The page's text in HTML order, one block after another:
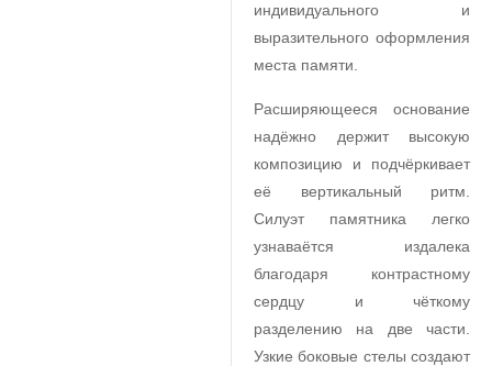
индивидуального и
выразительного оформления
места памяти.
Расширяющееся основание
надёжно держит высокую
композицию и подчёркивает
её вертикальный ритм.
Силуэт памятника легко
узнаваётся издалека
благодаря контрастному
сердцу и чёткому
разделению на две части.
Узкие боковые стелы создают